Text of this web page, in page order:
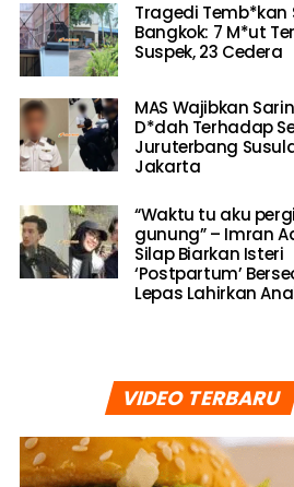
Tragedi Temb*kan
Bangkok: 7 M*ut
Suspek, 23 Cedera
MAS Wajibkan
D*dah Terhadap
Juruterbang
Jakarta
“Waktu tu aku
gunung” – Imran
Silap Biarkan Isteri
‘Postpartum’
Lepas Lahirkan
VIDEO TERBARU